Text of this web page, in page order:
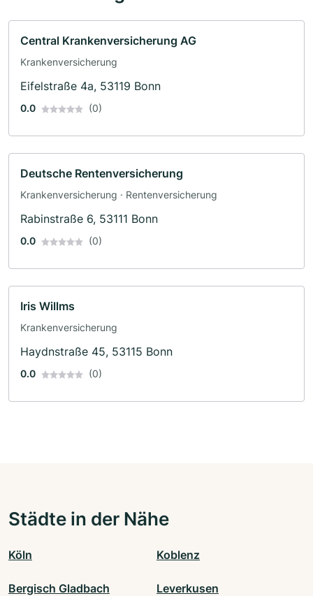
Central Krankenversicherung AG
Krankenversicherung
Eifelstraße 4a, 53119 Bonn
0.0 (0)
Deutsche Rentenversicherung
Krankenversicherung · Rentenversicherung
Rabinstraße 6, 53111 Bonn
0.0 (0)
Iris Willms
Krankenversicherung
Haydnstraße 45, 53115 Bonn
0.0 (0)
Städte in der Nähe
Köln Koblenz
Bergisch Gladbach Leverkusen